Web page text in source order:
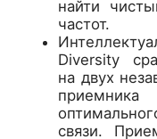
найти
частот.
Diversity
на двух
связи.